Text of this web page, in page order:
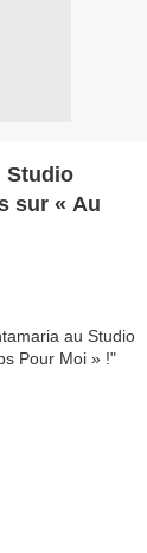
Studio
sur « Au